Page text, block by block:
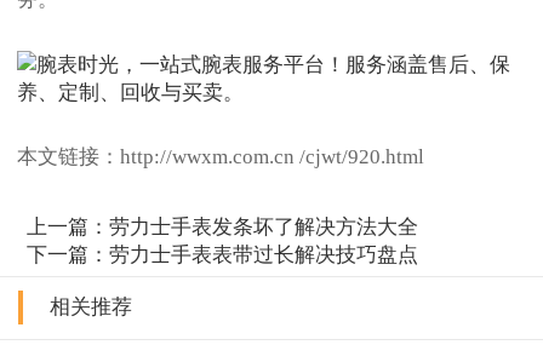
本文链接：http://wwxm.com.cn /cjwt/920.html
上一篇：劳力士手表发条坏了解决方法大全
下一篇：劳力士手表表带过长解决技巧盘点
相关推荐